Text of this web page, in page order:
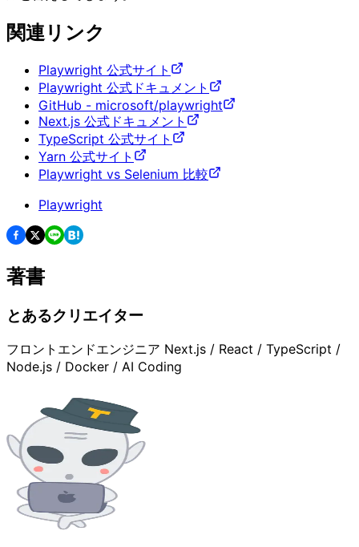
関連リンク
Playwright 公式サイト
Playwright 公式ドキュメント
GitHub - microsoft/playwright
Next.js 公式ドキュメント
TypeScript 公式サイト
Yarn 公式サイト
Playwright vs Selenium 比較
Playwright
著書
とあるクリエイター
フロントエンドエンジニア Next.js / React / TypeScript /
Node.js / Docker / AI Coding